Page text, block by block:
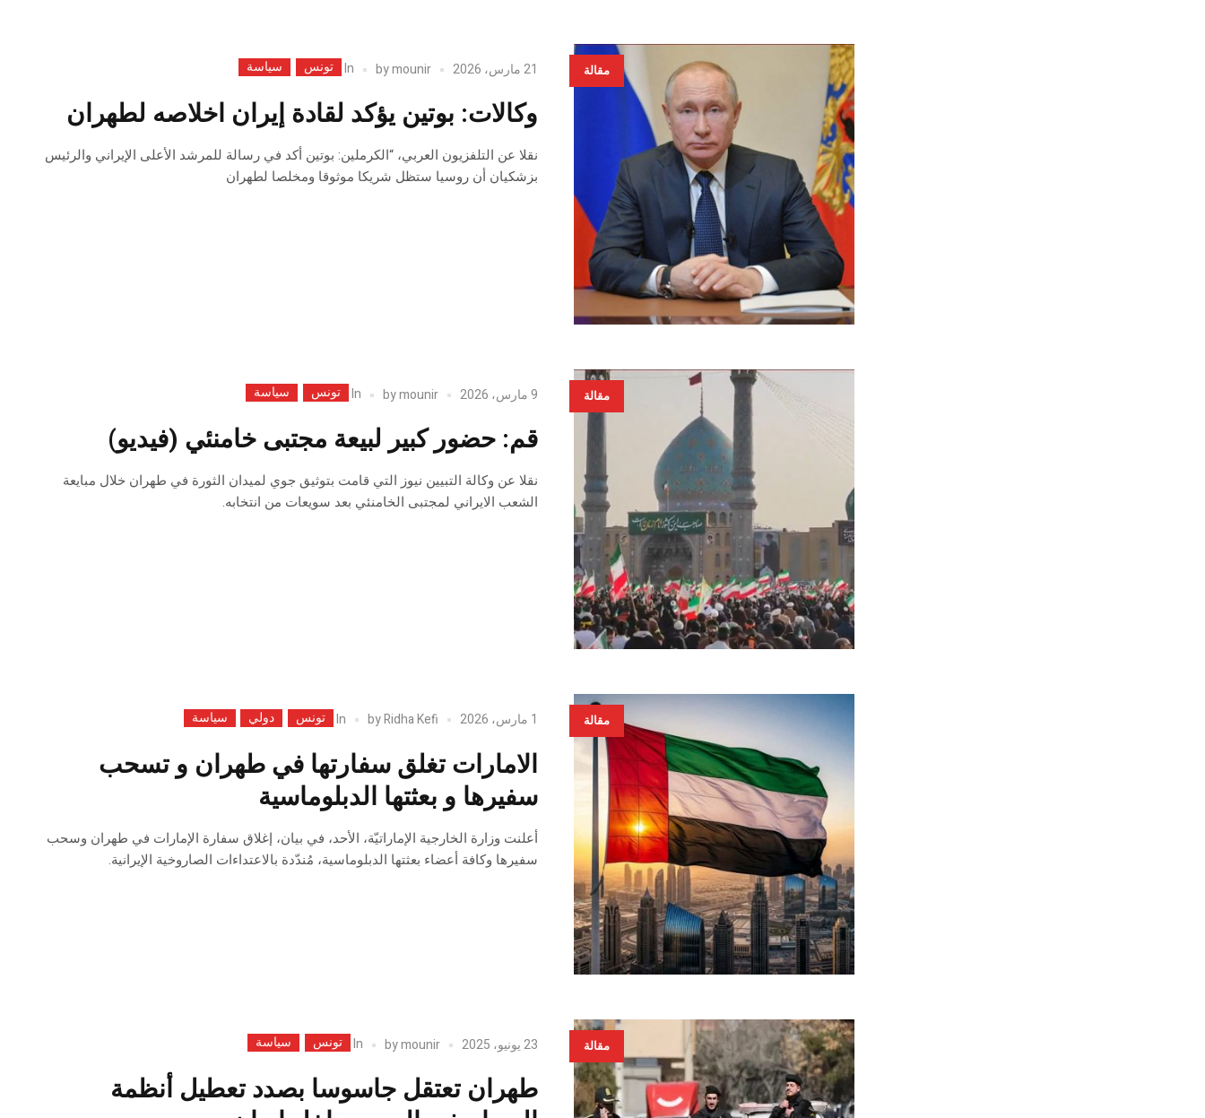
مقالة 21 مارس، 2026 bymounir
In تونس سياسة
وكالات: بوتين يؤكد لقادة إيران اخلاصه لطهران
نقلا عن التلفزيون العربي، “الكرملين: بوتين أكد في رسالة للمرشد الأعلى الإيراني والرئيس
بزشكيان أن روسيا ستظل شريكا موثوقا ومخلصا لطهران
مقالة 9 مارس، 2026 bymounir
In تونس سياسة
قم: حضور كبير لبيعة مجتبى خامنئي (فيديو)
نقلا عن وكالة التبيين نيوز التي قامت بتوثيق جوي لميدان الثورة في طهران خلال مبايعة
الشعب الايراني لمجتبى الخامنئي بعد سويعات من انتخابه.
مقالة 1 مارس، 2026 byRidha Kefi
In تونس دولي سياسة
الامارات تغلق سفارتها في طهران و تسحب
سفيرها و بعثتها الدبلوماسية
أعلنت وزارة ​الخارجية الإماراتيّة، الأحد، ​في بيان، إغلاق ‌سفارة الإمارات في طهران وسحب
سفيرها وكافة أعضاء بعثتها الدبلوماسية، ⁠مُندّدة بالاعتداءات الصاروخية الإيرانية.
مقالة 23 يونيو، 2025 bymounir
In تونس سياسة
طهران تعتقل جاسوسا بصدد تعطيل أنظمة